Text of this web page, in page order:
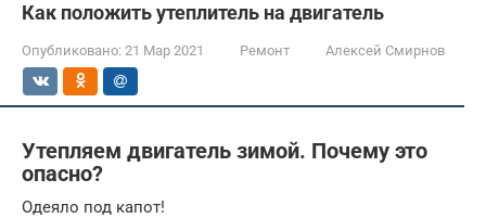
Как положить утеплитель на двигатель
Опубликовано: 21 Мар 2021 Ремонт Алексей Смирнов
Утепляем двигатель зимой. Почему это
опасно?
Одеяло под капот!